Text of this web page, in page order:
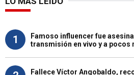
1
Famoso influencer fue
transmisión en vivo y a pocos
Fallece Víctor Angobaldo,